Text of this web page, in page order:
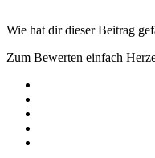
Wie hat dir dieser Beitrag
Zum Bewerten einfach